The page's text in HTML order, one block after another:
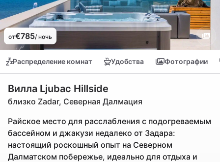
от€785/ ночь
Распределение комнат Удобства Фотографии
Вилла Ljubac Hillside
близко Zadar, Северная Далмация
Райское место для расслабления с подогреваемым
бассейном и джакузи недалеко от Задара:
настоящий роскошный опыт на Северном
Далматском побережье, идеально для отдыха и